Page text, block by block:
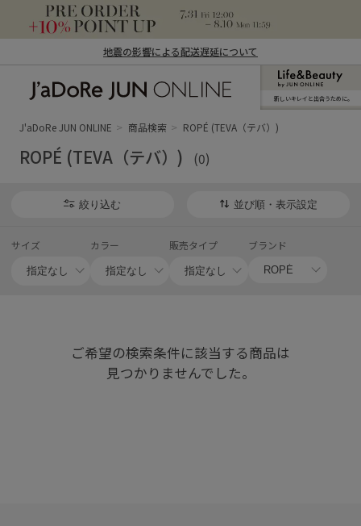
地震の影響による配送遅延について
ン オンライン）
新しいキレイと出合うために。
J'aDoRe JUN ONLINE 商品検索 ROPÉ (TEVA（テバ）)
ROPÉ (TEVA（テバ）) (0)
絞り込む 並び順・表示設定
サイズ カラー 販売タイプ ブランド
ご希望の検索条件に該当する商品は
見つかりませんでした。